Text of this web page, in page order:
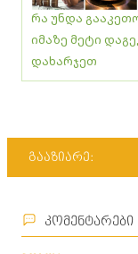
რა უნდა
იმაზე მეტი
დახარჯეთ
გააზიარე:
კომენტარები